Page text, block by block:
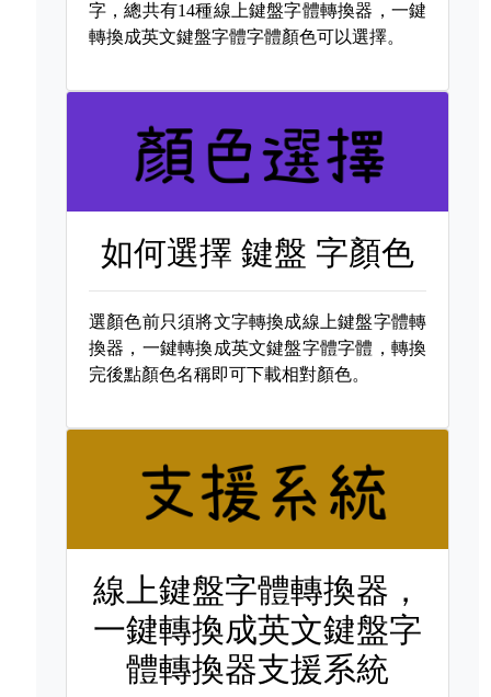
字，總共有14種線上鍵盤字體轉換器，一鍵
轉換成英文鍵盤字體字體顏色可以選擇。
如何選擇鍵盤 字顏色
選顏色前只須將文字轉換成線上鍵盤字體轉
換器，一鍵轉換成英文鍵盤字體字體，轉換
完後點顏色名稱即可下載相對顏色。
線上鍵盤字體轉換器，
一鍵轉換成英文鍵盤字
體轉換器支援系統